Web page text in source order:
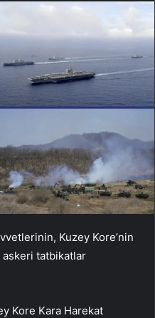
Kuzey Kore’nin
askeri tatbikatlar
Kore Kara Harekat